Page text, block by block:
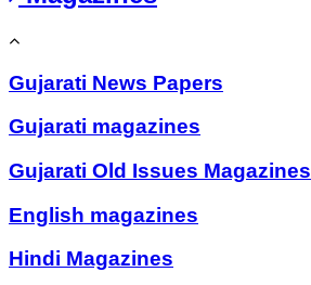
Gujarati News Papers
Gujarati magazines
Gujarati Old Issues Magazines
English magazines
Hindi Magazines